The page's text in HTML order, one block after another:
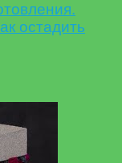
остадить